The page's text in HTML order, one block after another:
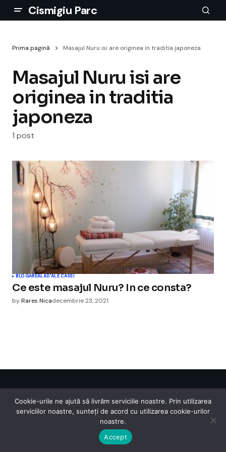
Cismigiu Parc
Prima pagină Masajul Nuru isi are originea in traditia japoneza
Masajul Nuru isi are
originea in traditia
japoneza
1 post
BLOGAREALAD'ALE CASEI
Ce este masajul Nuru? In ce consta?
byRares Nicadecembrie 23, 2021
© 2024 CismigiuParc. All Rights Reserved.
InternetLegislatieMedicalModaSarbatori TelefoaneContact
Cookie-urile ne ajută să livrăm serviciile noastre. Prin utilizarea
serviciilor noastre, sunteți de acord cu utilizarea cookie-urilor
noastre.
Accept